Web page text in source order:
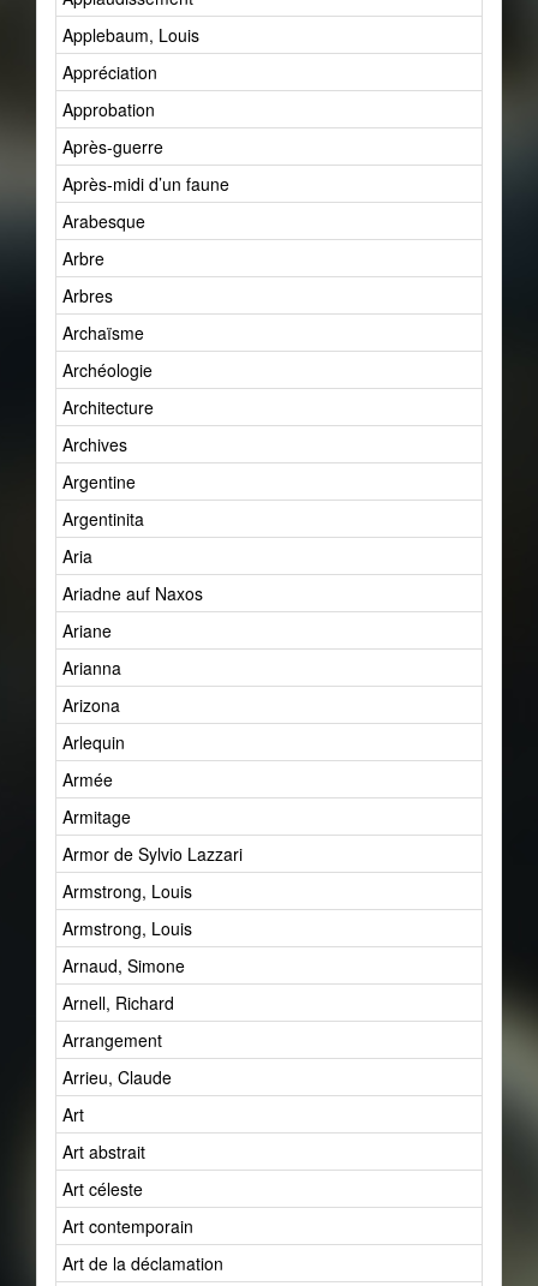
Applebaum, Louis
Appréciation
Approbation
Après-guerre
Après-midi d’un faune
Arabesque
Arbre
Arbres
Archaïsme
Archéologie
Architecture
Archives
Argentine
Argentinita
Aria
Ariadne auf Naxos
Ariane
Arianna
Arizona
Arlequin
Armée
Armitage
Armor de Sylvio Lazzari
Armstrong, Louis
Armstrong, Louis
Arnaud, Simone
Arnell, Richard
Arrangement
Arrieu, Claude
Art
Art abstrait
Art céleste
Art contemporain
Art de la déclamation